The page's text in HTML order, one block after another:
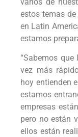
estos temas
en Latin
estamos
“Sabemos
vez más
hoy entienden
estamos
empresas
pero no están
ellos están